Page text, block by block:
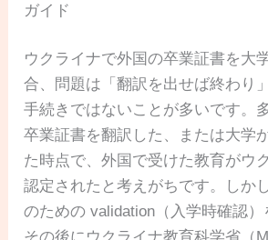
ガイド
ウクライナで外国の卒業証書を大
合、問題は「翻訳を出せば終わり
手続きではないことが多いです。
卒業証書を翻訳した、または大学
た時点で、外国で受けた教育がウ
認定されたと考えがちです。しか
のための validation（入学時確認）